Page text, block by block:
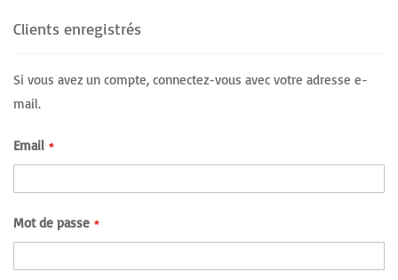
Clients enregistrés
Si vous avez un compte, connectez-vous avec votre adresse e-
mail.
Email
Mot de passe